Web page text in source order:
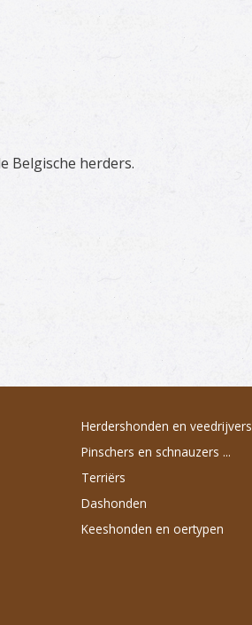
Belgische herders.
Herdershonden en veedrijvers
Pinschers en schnauzers ...
Terriërs
Dashonden
Keeshonden en oertypen